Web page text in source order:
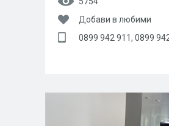
Добави в любими
0899 942 911, 0899